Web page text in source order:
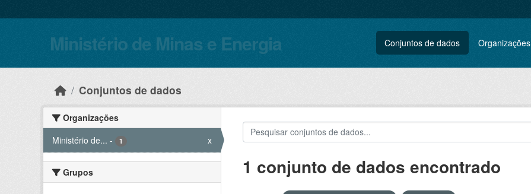
Ministério de Minas e Energia Conjuntos de dados Organizações
Conjuntos de dados
Organizações
Ministério de... - 1 x
Grupos 1 conjunto de dados encontrado